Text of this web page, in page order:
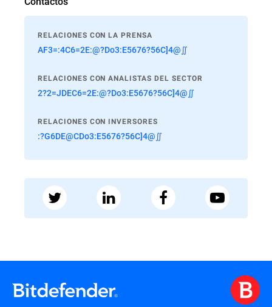
RELACIONES CON LA PRENSA
AF3=:4C6=2E:@?Do3:E5676?56C]4@∬
RELACIONES CON ANALISTAS DEL SECTOR
2?2=JDEC6=2E:@?Do3:E5676?56C]4@∬
RELACIONES CON INVERSORES
:?G6DE@CDo3:E5676?56C]4@∬